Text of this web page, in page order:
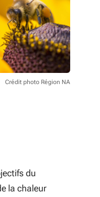
Crédit photo Région NA
du
la chaleur